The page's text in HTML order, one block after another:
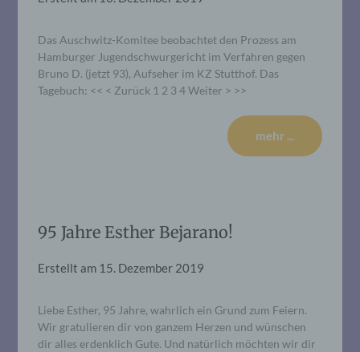
Das Auschwitz-Komitee beobachtet den Prozess am
Hamburger Jugendschwurgericht im Verfahren gegen
Bruno D. (jetzt 93), Aufseher im KZ Stutthof. Das
Tagebuch: << < Zurück 1 2 3 4 Weiter > >>
mehr ...
95 Jahre Esther Bejarano!
Erstellt am 15. Dezember 2019
Liebe Esther, 95 Jahre, wahrlich ein Grund zum Feiern.
Wir gratulieren dir von ganzem Herzen und wünschen
dir alles erdenklich Gute. Und natürlich möchten wir dir